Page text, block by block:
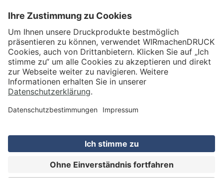
71522 Backnang
Tel.: +49 (0) 711 995 982 - 20
Fax: +49 (0) 711 995 982 - 21
SOCIAL MEDIA